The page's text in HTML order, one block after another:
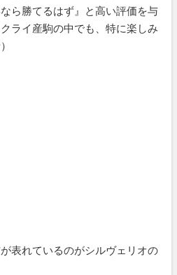
ら勝てるはず』と高い評価を与
ライ産駒の中でも、特に楽しみ
表れているのがシルヴェリオの